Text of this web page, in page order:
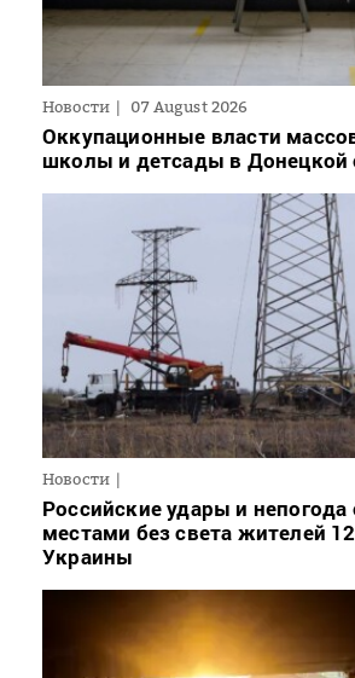
Новости 07 August 2026
Оккупационные власти
школы и детсады в Донецкой
Новости
Российские удары и непогода
местами без света жителей
Украины